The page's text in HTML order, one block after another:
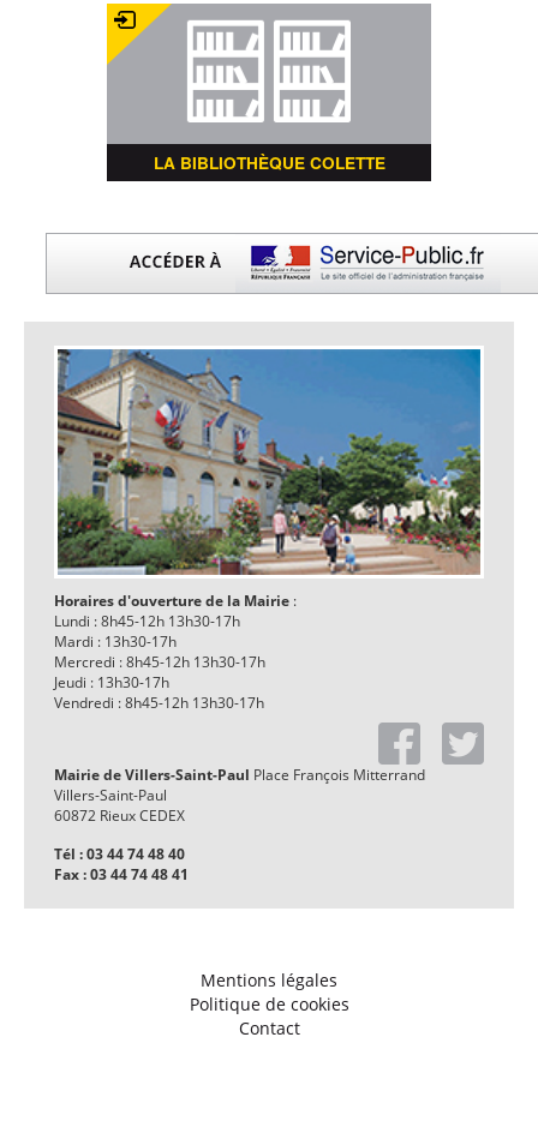
LA BIBLIOTHÈQUE COLETTE
Horaires d'ouverture de la Mairie :
Lundi : 8h45-12h 13h30-17h
Mardi : 13h30-17h
Mercredi : 8h45-12h 13h30-17h
Jeudi : 13h30-17h
Vendredi : 8h45-12h 13h30-17h
Mairie de Villers-Saint-Paul Place François Mitterrand
Villers-Saint-Paul
60872 Rieux CEDEX
Tél : 03 44 74 48 40
Fax : 03 44 74 48 41
Mentions légales
Politique de cookies
Contact